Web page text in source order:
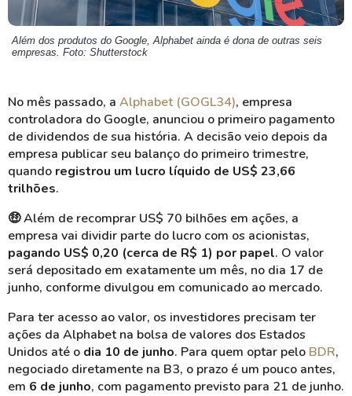
Além dos produtos do Google, Alphabet ainda é dona de outras seis
empresas. Foto: Shutterstock
No mês passado, a Alphabet (GOGL34), empresa
controladora do Google, anunciou o primeiro pagamento
de dividendos de sua história. A decisão veio depois da
empresa publicar seu balanço do primeiro trimestre,
quando registrou um lucro líquido de US$ 23,66
trilhões.
🤑 Além de recomprar US$ 70 bilhões em ações, a
empresa vai dividir parte do lucro com os acionistas,
pagando US$ 0,20 (cerca de R$ 1) por papel. O valor
será depositado em exatamente um mês, no dia 17 de
junho, conforme divulgou em comunicado ao mercado.
Para ter acesso ao valor, os investidores precisam ter
ações da Alphabet na bolsa de valores dos Estados
Unidos até o dia 10 de junho. Para quem optar pelo BDR,
negociado diretamente na B3, o prazo é um pouco antes,
em 6 de junho, com pagamento previsto para 21 de junho.